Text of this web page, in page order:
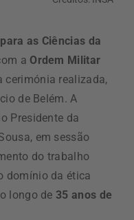
as Ciências da
a Ordem Militar
cerimónia realizada,
de Belém. A
Presidente da
em sessão
do trabalho
domínio da ética
longo de35 anos de